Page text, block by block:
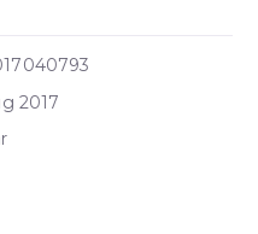
2017